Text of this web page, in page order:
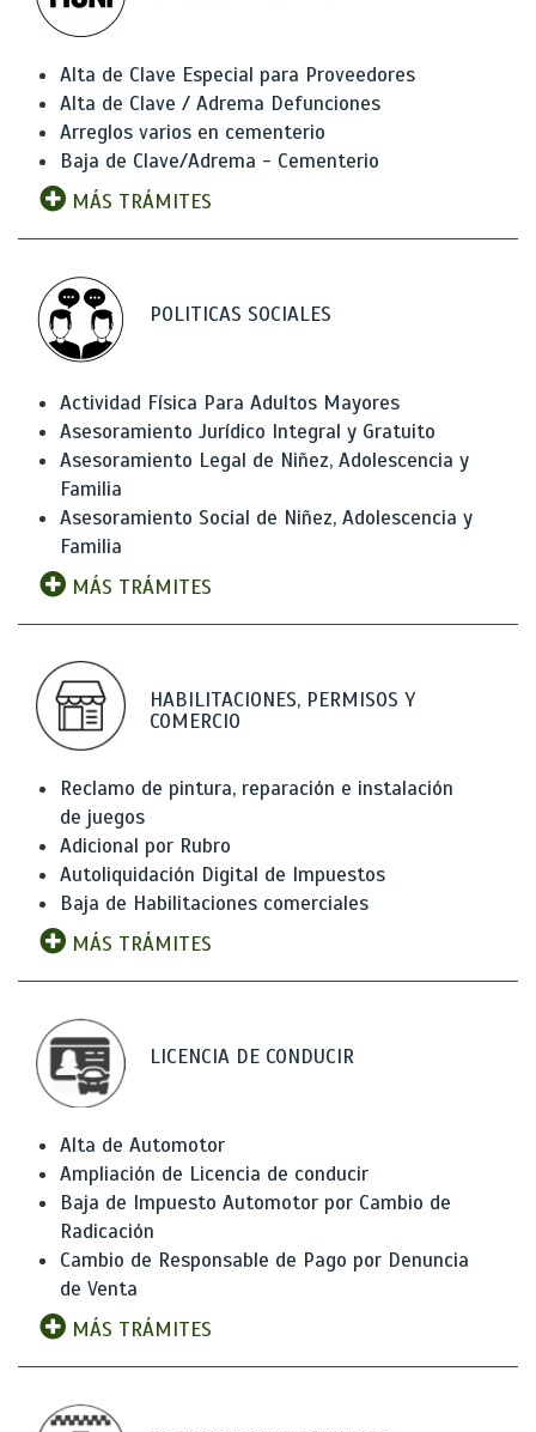
Alta de Clave Especial para Proveedores
Alta de Clave / Adrema Defunciones
Arreglos varios en cementerio
Baja de Clave/Adrema - Cementerio
MÁS TRÁMITES
POLITICAS SOCIALES
Actividad Física Para Adultos Mayores
Asesoramiento Jurídico Integral y Gratuito
Asesoramiento Legal de Niñez, Adolescencia y
Familia
Asesoramiento Social de Niñez, Adolescencia y
Familia
MÁS TRÁMITES
HABILITACIONES, PERMISOS Y
COMERCIO
Reclamo de pintura, reparación e instalación
de juegos
Adicional por Rubro
Autoliquidación Digital de Impuestos
Baja de Habilitaciones comerciales
MÁS TRÁMITES
LICENCIA DE CONDUCIR
Alta de Automotor
Ampliación de Licencia de conducir
Baja de Impuesto Automotor por Cambio de
Radicación
Cambio de Responsable de Pago por Denuncia
de Venta
MÁS TRÁMITES